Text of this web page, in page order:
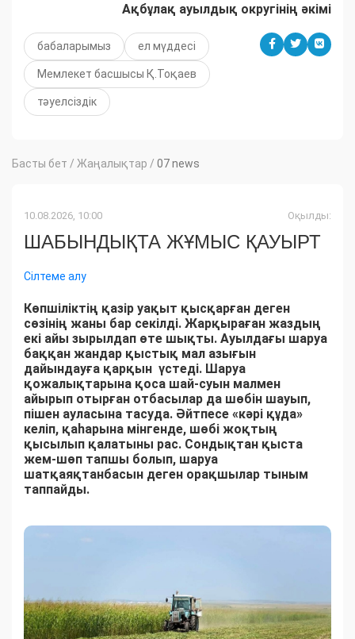
Ақбұлақ ауылдық округінің әкімі
бабаларымыз ел мүддесі
Мемлекет басшысы Қ.Тоқаев
тәуелсіздік
Басты бет / Жаңалықтар / 07 news
10.08.2026, 10:00 Оқылды:
ШАБЫНДЫҚТА ЖҰМЫС ҚАУЫРТ
Сілтеме алу
Көпшіліктің қазір уақыт қысқарған деген
сөзінің жаны бар секілді. Жарқыраған жаздың
екі айы зырылдап өте шықты. Ауылдағы шаруа
баққан жандар қыстық мал азығын
дайындауға қарқын үстеді. Шаруа
қожалықтарына қоса шай-суын малмен
айырып отырған отбасылар да шөбін шауып,
пішен ауласына тасуда. Әйтпесе «кәрі құда»
келіп, қаһарына мінгенде, шөбі жоқтың
қысылып қалатыны рас. Сондықтан қыста
жем-шөп тапшы болып, шаруа
шатқаяқтанбасын деген орақшылар тыным
таппайды.